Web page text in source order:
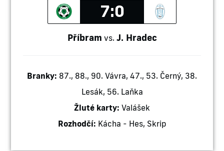
7:0
Příbram vs. J. Hradec
Branky: 87., 88., 90. Vávra, 47., 53. Černý, 38.
Lesák, 56. Laňka
Žluté karty: Valášek
Rozhodčí: Kácha - Hes, Skrip